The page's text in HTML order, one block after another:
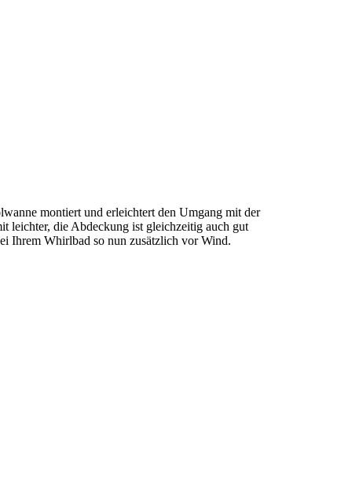
montiert und erleichtert den Umgang mit der
leichter, die Abdeckung ist gleichzeitig auch gut
Ihrem Whirlbad so nun zusätzlich vor Wind.